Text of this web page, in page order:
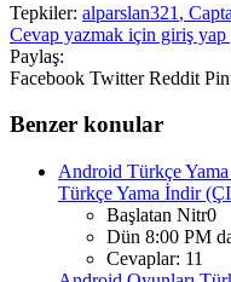
Tepkiler: alparslan321 ,
Cevap yazmak için giriş yap
Paylaş:
Facebook Twitter Reddit
Benzer konular
Android Türkçe Yama
Türkçe Yama İndir
Başlatan Nitr0
Dün 8:00 PM
Cevaplar: 11